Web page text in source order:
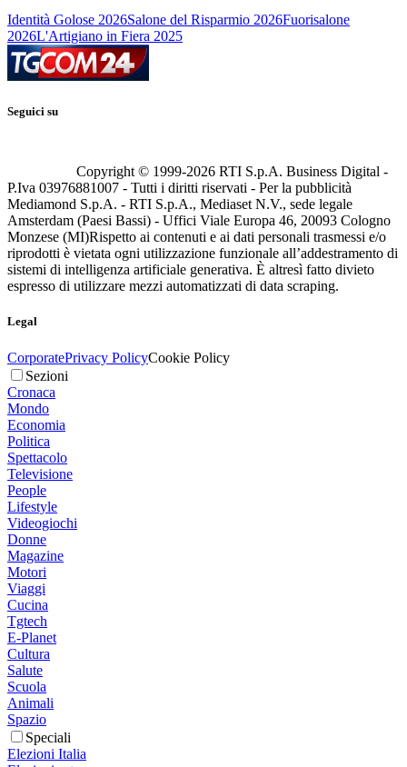
Identità Golose 2026Salone del Risparmio 2026Fuorisalone
2026L'Artigiano in Fiera 2025
Seguici su
Copyright © 1999-2026 RTI S.p.A. Business Digital -
P.Iva 03976881007 - Tutti i diritti riservati - Per la pubblicità
Mediamond S.p.A. - RTI S.p.A., Mediaset N.V., sede legale
Amsterdam (Paesi Bassi) - Uffici Viale Europa 46, 20093 Cologno
Monzese (MI)Rispetto ai contenuti e ai dati personali trasmessi e/o
riprodotti è vietata ogni utilizzazione funzionale all’addestramento di
sistemi di intelligenza artificiale generativa. È altresì fatto divieto
espresso di utilizzare mezzi automatizzati di data scraping.
Legal
CorporatePrivacy PolicyCookie Policy
Sezioni
Cronaca
Mondo
Economia
Politica
Spettacolo
Televisione
People
Lifestyle
Videogiochi
Donne
Magazine
Motori
Viaggi
Cucina
Tgtech
E-Planet
Cultura
Salute
Scuola
Animali
Spazio
Speciali
Elezioni Italia